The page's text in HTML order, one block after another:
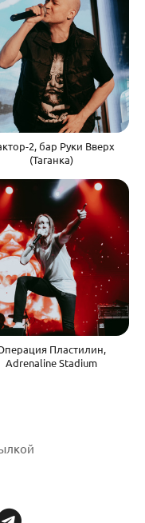
2, бар Руки Вверх
(Таганка)
Пластилин,
Adrenaline Stadium